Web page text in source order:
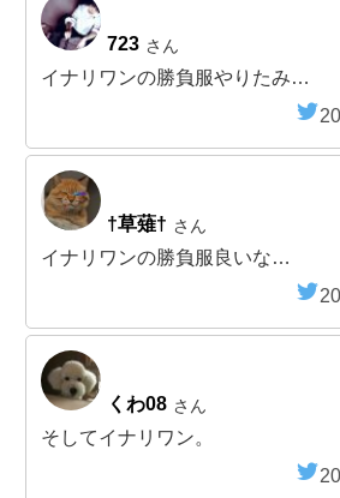
723 さん
イナリワンの勝負服やりたみ…
†草薙† さん
イナリワンの勝負服良いな…
くわ08 さん
そしてイナリワン。